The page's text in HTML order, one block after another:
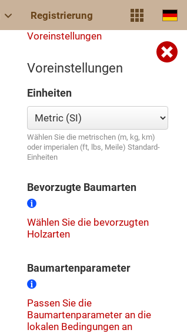
Registrierung
Voreinstellungen
Voreinstellungen
Einheiten
Wählen Sie die metrischen (m, kg, km)
oder imperialen (ft, lbs, Meile) Standard-
Einheiten
Bevorzugte Baumarten
Wählen Sie die bevorzugten
Holzarten
Baumartenparameter
Passen Sie die
Baumartenparameter an die
lokalen Bedingungen an